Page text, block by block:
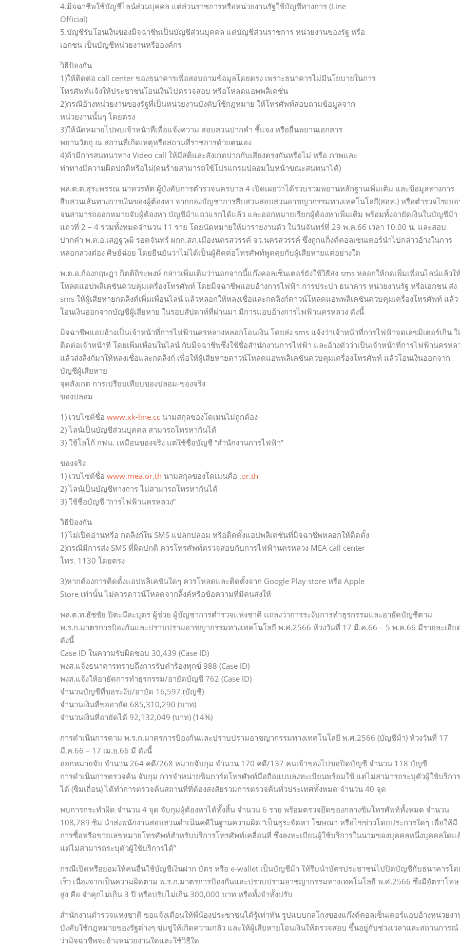
4.มิจฉาชีพใช้บัญชีไลน์ส่วนบุคคล แต่ส่วนราชการหรือหน่วยงานรัฐใช้บัญชีทางการ (Line
Official)
5.บัญชีรับโอนเงินของมิจฉาชีพเป็นบัญชีส่วนบุคคล แต่บัญชีส่วนราชการ หน่วยงานของรัฐ หรือ
เอกชน เป็นบัญชีหน่วยงานหรือองค์กร
วิธีป้องกัน
1)ให้ติดต่อ call center ของธนาคารเพื่อสอบถามข้อมูลโดยตรง เพราะธนาคารไม่มีนโยบายในการ
โทรศัพท์แจ้งให้ประชาชนโอนเงินไปตรวจสอบ หรือโหลดแอพพลิเคชั่น
2)กรณีอ้างหน่วยงานของรัฐที่เป็นหน่วยงานบังคับใช้กฎหมาย ให้โทรศัพท์สอบถามข้อมูลจาก
หน่วยงานนั้นๆ โดยตรง
3)ให้นัดหมายไปพบเจ้าหน้าที่เพื่อแจ้งความ สอบสวนปากคำ ชี้แจง หรือยื่นพยานเอกสาร
พยานวัตถุ ณ สถานที่เกิดเหตุหรือสถานที่ราชการด้วยตนเอง
4)ถ้ามีการสนทนาทาง Video call ให้มีสติและสังเกตปากกับเสียงตรงกันหรือไม่ หรือ ภาพและ
ท่าทางมีความผิดปกติหรือไม่(คนร้ายสามารถใช้โปรแกรมปลอมใบหน้าขณะสนทนาได้)
พล.ต.ต.สุระพรรณ นาทวรทัต ผู้บังคับการตำรวจนครบาล 4 เปิดเผยว่าได้รวบรวมพยานหลักฐานเพิ่มเติม และข้อมูลทางการ
สืบสวนเส้นทางการเงินของผู้ต้องหา จากกองบัญชาการสืบสวนสอบสวนอาชญากรรมทางเทคโนโลยี(สอท.) หรือตำรวจไซเบอ
จนสามารถออกหมายจับผู้ต้องหา บัญชีม้าแถวแรกได้แล้ว และออกหมายเรียกผู้ต้องหาเพิ่มเติม พร้อมทั้งอายัดเงินในบัญชีม้า
แถวที่ 2 – 4 รวมทั้งหมดจำนวน 11 ราย โดยนัดหมายให้มารายงานตัว ในวันจันทร์ที่ 29 พ.ค.66 เวลา 10.00 น. และสอบ
ปากคำ พ.ต.อ.เสฏฐวุฒิ รอดจันทร์ ผกก.สภ.เมืองนครสวรรค์ จว.นครสวรรค์ ซึ่งถูกแก็งค์คอลเซนเตอร์นำไปกล่าวอ้างในการ
หลอกลวงต๋อง ศิษย์ฉ่อย โดยยืนยันว่าไม่ได้เป็นผู้ติดต่อโทรศัพท์พูดคุยกับผู้เสียหายแต่อย่างใด
พ.ต.อ.ก้องกฤษฎา กิตติถิระพงษ์ กล่าวเพิ่มเติมว่านอกจากนี้แก๊งคอลเซ็นเตอร์ยังใช้วิธีส่ง sms หลอกให้กดเพิ่มเพื่อนไลน์แล้วใ
โหลดแอปพลิเคชันควบคุมเครื่องโทรศัพท์ โดยมิจฉาชีพแอบอ้างการไฟฟ้า การประปา ธนาคาร หน่วยงานรัฐ หรือเอกชน ส่ง
sms ให้ผู้เสียหายกดลิงค์เพิ่มเพื่อนไลน์ แล้วหลอกให้หลงเชื่อและกดลิงก์ดาวน์โหลดแอพพลิเคชันควบคุมเครื่องโทรศัพท์ แล้ว
โอนเงินออกจากบัญชีผู้เสียหาย ในรอบสัปดาห์ที่ผ่านมา มีการแอบอ้างการไฟฟ้านครหลวง ดังนี้
มิจฉาชีพแอบอ้างเป็นเจ้าหน้าที่การไฟฟ้านครหลวงหลอกโอนเงิน โดยส่ง sms แจ้งว่าเจ้าหน้าที่การไฟฟ้าจดเลขมิเตอร์เกิน ใ
ติดต่อเจ้าหน้าที่ โดยเพิ่มเพื่อนในไลน์ กับมิจฉาชีพซึ่งใช้ชื่อสำนักงานการไฟฟ้า และอ้างตัวว่าเป็นเจ้าหน้าที่การไฟฟ้านครหล
แล้วส่งลิงก์มาให้หลงเชื่อและกดลิงก์ เพื่อให้ผู้เสียหายดาวน์โหลดแอพพลิเคชันควบคุมเครื่องโทรศัพท์ แล้วโอนเงินออกจาก
บัญชีผู้เสียหาย
จุดสังเกต การเปรียบเทียบของปลอม-ของจริง
ของปลอม
1) เวบไซต์ชื่อ www.xk-line.cc นามสกุลของโดเมนไม่ถูกต้อง
2) ไลน์เป็นบัญชีส่วนบุคคล สามารถโทรหากันได้
3) ใช้โลโก้ กฟน. เหมือนของจริง แต่ใช้ชื่อบัญชี “สำนักงานการไฟฟ้า”
ของจริง
1) เวบไซต์ชื่อ www.mea.or.th นามสกุลของโดเมนคือ .or.th
2) ไลน์เป็นบัญชีทางการ ไม่สามารถโทรหากันได้
3) ใช้ชื่อบัญชี “การไฟฟ้านครหลวง”
วิธีป้องกัน
1) ไม่เปิดอ่านหรือ กดลิงก์ใน SMS แปลกปลอม หรือติดตั้งแอปพลิเคชันที่มิจฉาชีพหลอกให้ติดตั้ง
2)กรณีมีการส่ง SMS ที่ผิดปกติ ควรโทรศัพท์ตรวจสอบกับการไฟฟ้านครหลวง MEA call center
โทร. 1130 โดยตรง
3)หากต้องการติดตั้งแอปพลิเคชันใดๆ ควรโหลดและติดตั้งจาก Google Play store หรือ Apple
Store เท่านั้น ไม่ควรดาวน์โหลดจากลิ้งค์หรือข้อความที่มีคนส่งให้
พล.ต.ท.ธัชชัย ปิตะนีละบุตร ผู้ช่วย ผู้บัญชาการตำรวจแห่งชาติ แถลงว่าการระงับการทำธุรกรรมและอายัดบัญชีตาม
พ.ร.ก.มาตรการป้องกันและปราบปรามอาชญากรรมทางเทคโนโลยี พ.ศ.2566 ห้วงวันที่ 17 มี.ค.66 – 5 พ.ค.66 มีรายละเอีย
ดังนี้
Case ID ในความรับผิดชอบ 30,439 (Case ID)
พงส.แจ้งธนาคารทราบถึงการรับคำร้องทุกข์ 988 (Case ID)
พงส.แจ้งให้อายัดการทำธุรกรรม/อายัดบัญชี 762 (Case ID)
จำนวนบัญชีที่ขอระงับ/อายัด 16,597 (บัญชี)
จำนวนเงินที่ขออายัด 685,310,290 (บาท)
จำนวนเงินที่อายัดได้ 92,132,049 (บาท) (14%)
การดำเนินการตาม พ.ร.ก.มาตรการป้องกันและปราบปรามอาชญากรรมทางเทคโนโลยี พ.ศ.2566 (บัญชีม้า) ห้วงวันที่ 17
มี.ค.66 – 17 เม.ย.66 มี ดังนี้
ออกหมายจับ จำนวน 264 คดี/268 หมายจับกุม จำนวน 170 คดี/137 คนเจ้าของไปขอปิดบัญชี จำนวน 118 บัญชี
การดำเนินการตรวจค้น จับกุม การจำหน่ายซิมการ์ดโทรศัพท์มือถือแบบลงทะเบียนพร้อมใช้ แต่ไม่สามารถระบุตัวผู้ใช้บริการ
ได้ (ซิมเถื่อน) ได้ทำการตรวจค้นสถานที่ที่ต้องสงสัยรวมการตรวจค้นทั่วประเทศทั้งหมด จำนวน 40 จุด
พบการกระทำผิด จำนวน 4 จุด จับกุมผู้ต้องหาได้ทั้งสิ้น จำนวน 6 ราย พร้อมตรวจยึดของกลางซิมโทรศัพท์ทั้งหมด จำนวน
108,789 ซิม นำส่งพนักงานสอบสวนดำเนินคดีในฐานความผิด “เป็นธุระจัดหา โฆษณา หรือไขข่าวโดยประการใดๆ เพื่อให้มี
การซื้อหรือขายเลขหมายโทรศัพท์สำหรับบริการโทรศัพท์เคลื่อนที่ ซึ่งลงทะเบียนผู้ใช้บริการในนามของบุคคลหนึ่งบุคคลใดแ
แต่ไม่สามารถระบุตัวผู้ใช้บริการได้”
กรณีเปิดหรือยอมให้คนอื่นใช้บัญชีเงินฝาก บัตร หรือ e-wallet เป็นบัญชีม้า ให้รีบนำบัตรประชาชนไปปิดบัญชีกับธนาคารโ
เร็ว เนื่องจากเป็นความผิดตาม พ.ร.ก.มาตรการป้องกันและปราบปรามอาชญากรรมทางเทคโนโลยี พ.ศ.2566 ซึ่งมีอัตราโทษ
สูง คือ จำคุกไม่เกิน 3 ปี หรือปรับไม่เกิน 300,000 บาท หรือทั้งจำทั้งปรับ
สำนักงานตำรวจแห่งชาติ ขอแจ้งเตือนให้พี่น้องประชาชนได้รู้เท่าทัน รูปแบบกลโกงของแก๊งค์คอลเซ็นเตอร์แอบอ้างหน่วยงา
บังคับใช้กฎหมายของรัฐต่างๆ ข่มขู่ให้เกิดความกลัว และให้ผู้เสียหายโอนเงินให้ตรวจสอบ ขึ้นอยู่กับช่วงเวลาและสถานการณ์
ว่ามิจฉาชีพจะอ้างหน่วยงานใดและใช้วิธีใด